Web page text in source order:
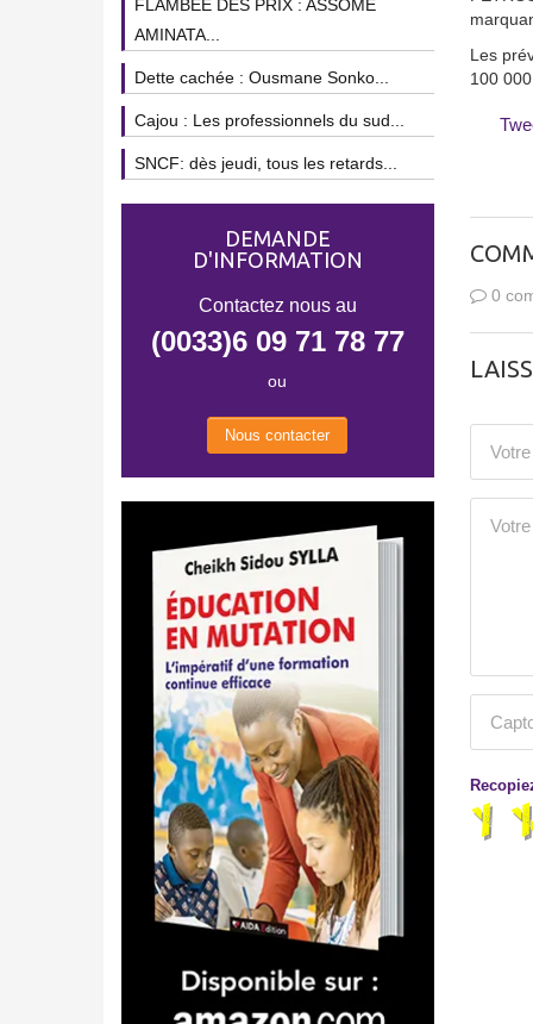
Les
100
0
FLAMBEE DES PRIX : ASSOME
AMINATA...
Dette cachée : Ousmane Sonko...
Cajou : Les professionnels du sud...
SNCF: dès jeudi, tous les retards...
DEMANDE
D'INFORMATION
Contactez nous au
(0033)6 09 71 78 77
ou
Nous contacter